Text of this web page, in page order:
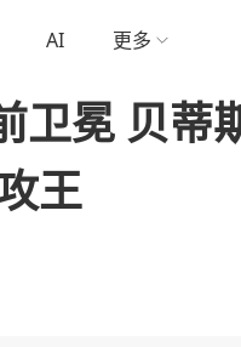
AI 更多
卫冕 贝蒂
王